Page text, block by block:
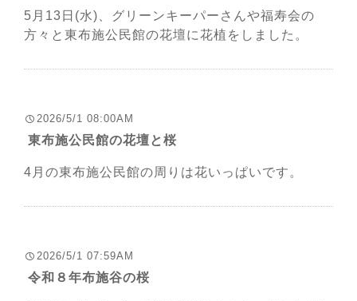
5月13日(水)、グリーンキーパーさんや福寿会の
方々と東布施公民館の花壇に花植をしました。
2026/5/1 08:00AM
東布施公民館の花壇と桜
4月の東布施公民館の周りは花いっぱいです。
2026/5/1 07:59AM
令和８年布施谷の桜